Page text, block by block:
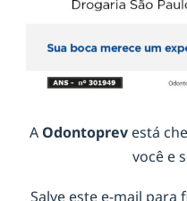
A Odontoprev está
você e
Salve este e-mail